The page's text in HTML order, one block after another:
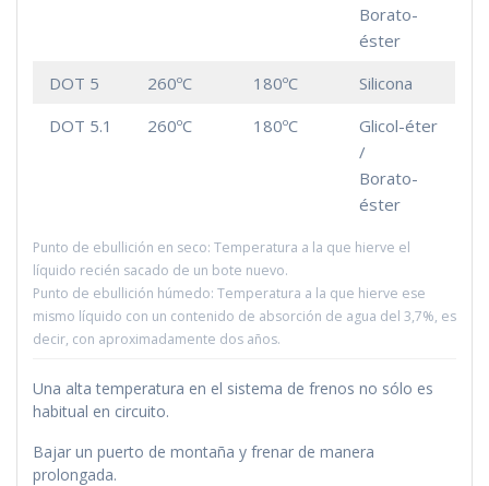
Borato-
éster
DOT 5
260ºC 180ºC
Silicona
DOT 5.1
260ºC 180ºC
Glicol-éter
/
Borato-
éster
Punto de ebullición en seco: Temperatura a la que hierve el
líquido recién sacado de un bote nuevo.
Punto de ebullición húmedo: Temperatura a la que hierve ese
mismo líquido con un contenido de absorción de agua del 3,7%, es
decir, con aproximadamente dos años.
Una alta temperatura en el sistema de frenos no sólo es
habitual en circuito.
Bajar un puerto de montaña y frenar de manera
prolongada.